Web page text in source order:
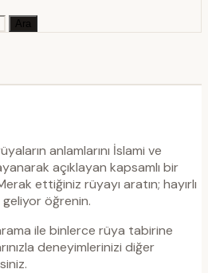
Ara
anlamlarını İslami ve
açıklayan kapsamlı bir
ettiğiniz rüyayı aratın; hayırlı
geliyor öğrenin.
ile binlerce rüya tabirine
deneyimlerinizi diğer